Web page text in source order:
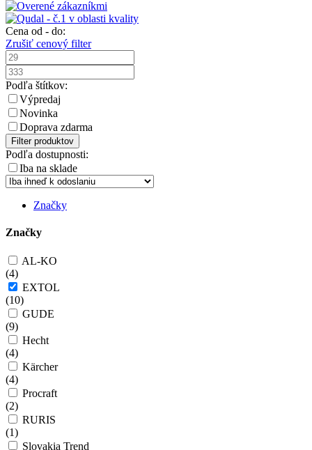
Cena od - do:
Zrušiť cenový filter
Podľa štítkov:
Výpredaj
Novinka
Doprava zdarma
Filter produktov
Podľa dostupnosti:
Iba na sklade
Značky
Značky
AL-KO
(4)
EXTOL
(10)
GUDE
(9)
Hecht
(4)
Kärcher
(4)
Procraft
(2)
RURIS
(1)
Slovakia Trend